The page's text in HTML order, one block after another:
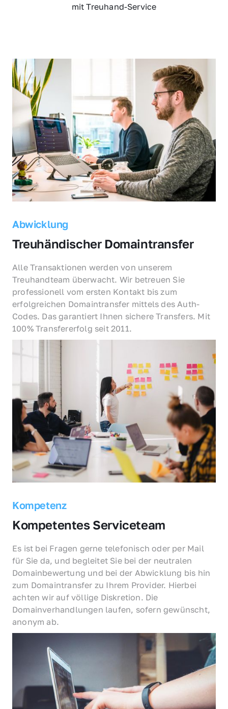
mit Treuhand-Service
Abwicklung
Treuhändischer Domaintransfer
Alle Transaktionen werden von unserem
Treuhandteam überwacht. Wir betreuen Sie
professionell vom ersten Kontakt bis zum
erfolgreichen Domaintransfer mittels des Auth-
Codes. Das garantiert Ihnen sichere Transfers. Mit
100% Transfererfolg seit 2011.
Kompetenz
Kompetentes Serviceteam
Es ist bei Fragen gerne telefonisch oder per Mail
für Sie da, und begleitet Sie bei der neutralen
Domainbewertung und bei der Abwicklung bis hin
zum Domaintransfer zu Ihrem Provider. Hierbei
achten wir auf völlige Diskretion. Die
Domainverhandlungen laufen, sofern gewünscht,
anonym ab.